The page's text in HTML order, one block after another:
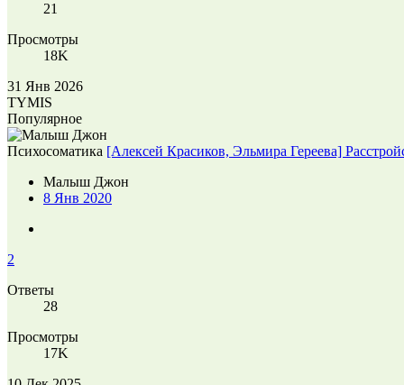
21
Просмотры
18K
31 Янв 2026
TYMIS
Популярное
Психосоматика [Алексей Красиков, Эльмира Гереева]
Малыш Джон
8 Янв 2020
2
Ответы
28
Просмотры
17K